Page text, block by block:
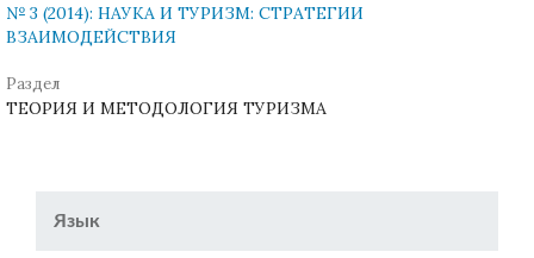
№ 3 (2014): НАУКА И ТУРИЗМ: СТРАТЕГИИ
ВЗАИМОДЕЙСТВИЯ
Раздел
ТЕОРИЯ И МЕТОДОЛОГИЯ ТУРИЗМА
Язык